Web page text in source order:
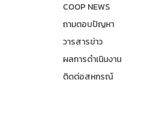
COOP NEWS
ถามตอบปัญหา
วารสารข่าว
ผลการดำเนินงาน
ติดต่อสหกรณ์